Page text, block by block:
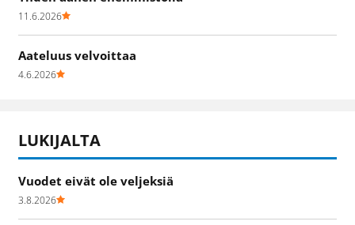
11.6.2026
Aateluus velvoittaa
4.6.2026
LUKIJALTA
Vuodet eivät ole veljeksiä
3.8.2026